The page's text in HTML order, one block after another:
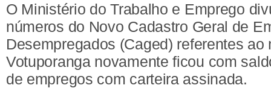
O Ministério do Trabalho e Emprego
números do Novo Cadastro Geral de
Desempregados (Caged) referentes ao
Votuporanga novamente ficou com
de empregos com carteira assinada.